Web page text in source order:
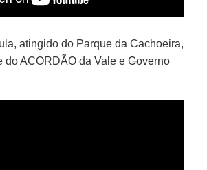
atingido do Parque da Cachoeira,
do ACORDÃO da Vale e Governo